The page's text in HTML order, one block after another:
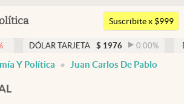
Argentina
Suscribite x $999
TARJETA $ 1976 0.00 % DÓLAR MEP
Y Política Juan Carlos De Pablo